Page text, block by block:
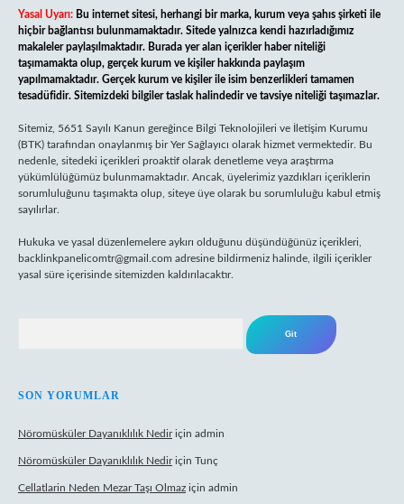
Yasal Uyarı: Bu internet sitesi, herhangi bir marka, kurum veya şahıs şirketi ile
hiçbir bağlantısı bulunmamaktadır. Sitede yalnızca kendi hazırladığımız
makaleler paylaşılmaktadır. Burada yer alan içerikler haber niteliği
taşımamakta olup, gerçek kurum ve kişiler hakkında paylaşım
yapılmamaktadır. Gerçek kurum ve kişiler ile isim benzerlikleri tamamen
tesadüfidir. Sitemizdeki bilgiler taslak halindedir ve tavsiye niteliği taşımazlar.
Sitemiz, 5651 Sayılı Kanun gereğince Bilgi Teknolojileri ve İletişim Kurumu
(BTK) tarafından onaylanmış bir Yer Sağlayıcı olarak hizmet vermektedir. Bu
nedenle, sitedeki içerikleri proaktif olarak denetleme veya araştırma
yükümlülüğümüz bulunmamaktadır. Ancak, üyelerimiz yazdıkları içeriklerin
sorumluluğunu taşımakta olup, siteye üye olarak bu sorumluluğu kabul etmiş
sayılırlar.
Hukuka ve yasal düzenlemelere aykırı olduğunu düşündüğünüz içerikleri,
backlinkpanelicomtr@gmail.com adresine bildirmeniz halinde, ilgili içerikler
yasal süre içerisinde sitemizden kaldırılacaktır.
SON YORUMLAR
Nöromüsküler Dayanıklılık Nediriçin admin
Nöromüsküler Dayanıklılık Nediriçin Tunç
Cellatlarin Neden Mezar Taşı Olmaz için admin